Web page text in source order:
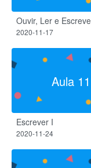
Ouvir, Ler e
2020-11-17
Aula 11
Escrever I
2020-11-24